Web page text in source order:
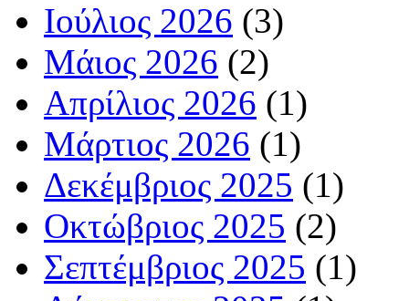
Ιούλιος 2026 (3)
Μάιος 2026 (2)
Απρίλιος 2026 (1)
Μάρτιος 2026 (1)
Δεκέμβριος 2025 (1)
Οκτώβριος 2025 (2)
Σεπτέμβριος 2025 (1)